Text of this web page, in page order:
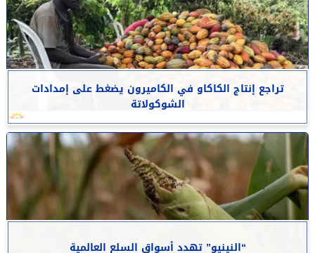
تراجع إنتاج الكاكاو في الكاميرون يضغط على إمدادات
الشوكولاتة
“النينيو” تهدد أسواق السلع العالمية